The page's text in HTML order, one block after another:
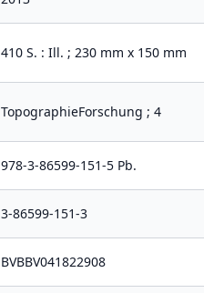
410 S. : Ill. ; 230 mm x 150 mm
TopographieForschung ; 4
978-3-86599-151-5 Pb.
3-86599-151-3
BVBBV041822908